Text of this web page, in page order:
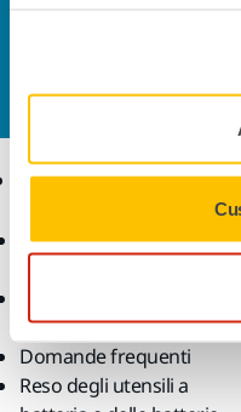
esperti risponderà
Ecommerce
Termini e condizioni
online
Domande frequenti
Reso degli utensili a